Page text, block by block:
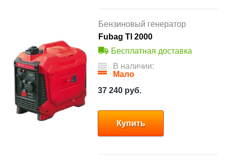
Бензиновый генератор
Fubag TI 2000
Бесплатная доставка
В наличии:
Мало
37 240 руб.
Купить